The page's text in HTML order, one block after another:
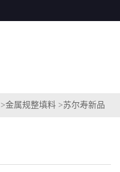
>金属规整填料 >苏尔寿新品